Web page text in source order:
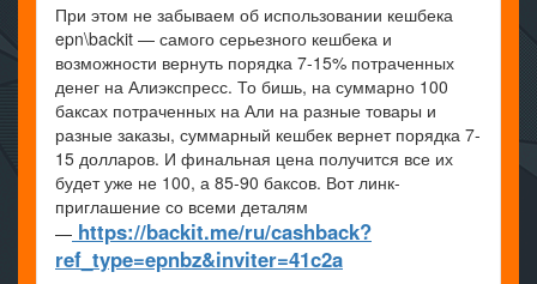
При этом не забываем об использовании кешбека
epn\backit — самого серьезного кешбека и
возможности вернуть порядка 7-15% потраченных
денег на Алиэкспресс. То бишь, на суммарно 100
баксах потраченных на Али на разные товары и
разные заказы, суммарный кешбек вернет порядка 7-
15 долларов. И финальная цена получится все их
будет уже не 100, а 85-90 баксов. Вот линк-
приглашение со всеми деталям
— https://backit.me/ru/cashback?
ref_type=epnbz&inviter=41c2a